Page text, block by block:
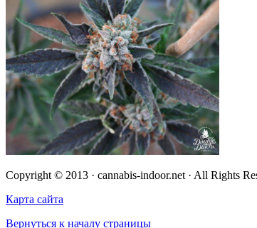
Copyright © 2013 · cannabis-indoor.net · All Rights
Карта сайта
Вернуться к началу страницы